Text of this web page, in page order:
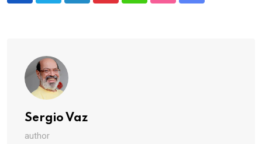
Sergio Vaz
author